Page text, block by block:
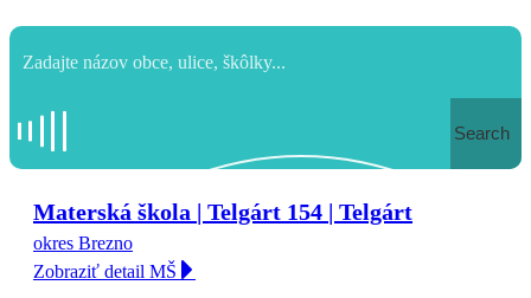
Search
Materská škola | Telgárt 154 | Telgárt
okres Brezno
Zobraziť detail MŠ